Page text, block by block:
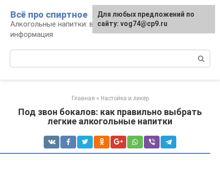
контенту
Всё про спиртное
Алкогольные напитки: виды, рецепты,
информация
Главная » Настойка и ликёр
Под звон бокалов: как правильно выбрать
легкие алкогольные напитки
Для любых предложений по
сайту: vog74@cp9.ru